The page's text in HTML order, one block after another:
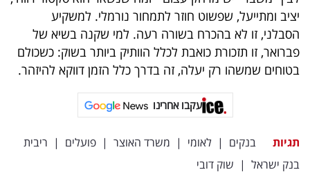
יציב ומתייעל, שפשוט חוזר לתמחור נורמלי. למשקיע
הסבלני, זו לא בהכרח בשורה רעה. למי שקנה בשיא של
פברואר, זו תזכורת כואבת לכלל הוותיק ביותר בשוק: כשכולם
בטוחים שמשהו רק יעלה, זה בדרך כלל הזמן דווקא להיזהר.
עקבו אחרינו
תגיות בנקים | לאומי | משרד האוצר | פועלים | ריבית
בנק ישראל | שוק דובי